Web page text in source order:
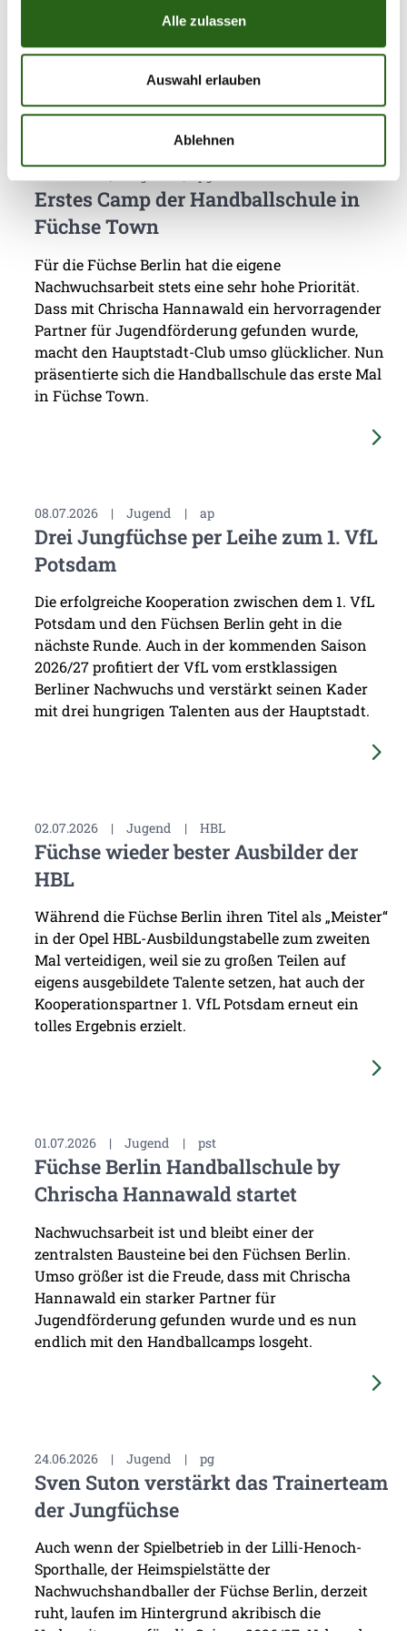
Alle zulassen
Auswahl erlauben
Ablehnen
Weitere News
Erstes Camp der Handballschule in
Füchse Town
Für die Füchse Berlin hat die eigene
Nachwuchsarbeit stets eine sehr hohe Priorität.
Dass mit Chrischa Hannawald ein hervorragender
Partner für Jugendförderung gefunden wurde,
macht den Hauptstadt-Club umso glücklicher. Nun
präsentierte sich die Handballschule das erste Mal
in Füchse Town.
08.07.2026 | Jugend | ap
Drei Jungfüchse per Leihe zum 1. VfL
Potsdam
Die erfolgreiche Kooperation zwischen dem 1. VfL
Potsdam und den Füchsen Berlin geht in die
nächste Runde. Auch in der kommenden Saison
2026/27 profitiert der VfL vom erstklassigen
Berliner Nachwuchs und verstärkt seinen Kader
mit drei hungrigen Talenten aus der Hauptstadt.
02.07.2026 | Jugend | HBL
Füchse wieder bester Ausbilder der
HBL
Während die Füchse Berlin ihren Titel als „Meister“
in der Opel HBL-Ausbildungstabelle zum zweiten
Mal verteidigen, weil sie zu großen Teilen auf
eigens ausgebildete Talente setzen, hat auch der
Kooperationspartner 1. VfL Potsdam erneut ein
tolles Ergebnis erzielt.
01.07.2026 | Jugend | pst
Füchse Berlin Handballschule by
Chrischa Hannawald startet
Nachwuchsarbeit ist und bleibt einer der
zentralsten Bausteine bei den Füchsen Berlin.
Umso größer ist die Freude, dass mit Chrischa
Hannawald ein starker Partner für
Jugendförderung gefunden wurde und es nun
endlich mit den Handballcamps losgeht.
24.06.2026 | Jugend | pg
Sven Suton verstärkt das Trainerteam
der Jungfüchse
Auch wenn der Spielbetrieb in der Lilli-Henoch-
Sporthalle, der Heimspielstätte der
Nachwuchshandballer der Füchse Berlin, derzeit
ruht, laufen im Hintergrund akribisch die